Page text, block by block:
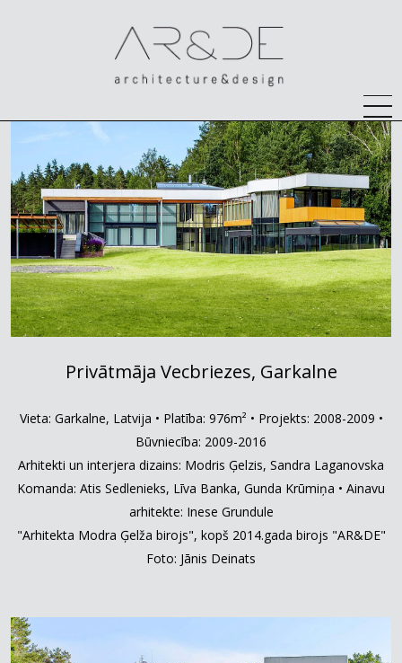
Privātmāja Vecbriezes, Garkalne
Vieta: Garkalne, Latvija • Platība: 976m² • Projekts: 2008-2009 •
Būvniecība: 2009-2016
Arhitekti un interjera dizains: Modris Ģelzis, Sandra Laganovska
Komanda: Atis Sedlenieks, Līva Banka, Gunda Krūmiņa • Ainavu
arhitekte: Inese Grundule
"Arhitekta Modra Ģelža birojs", kopš 2014.gada birojs "AR&DE"
Foto: Jānis Deinats